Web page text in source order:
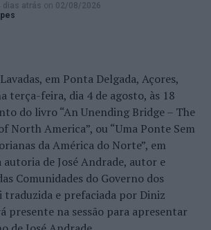
e partilha com o “The Trash
e ativista ambiental, que percorre as
mudar o mundo inteiro, mas
lugar onde vivemos. E esse é um
sublinharam os responsáveis pela
das Flores situa-se no Grupo
dos Açores, sobre a Placa
a maior das ilhas que compõem
dias atrás on 02/08/2026
em Ponta Delgada, Açores,
terça-feira, dia 4 de agosto, às 18
do livro “An Unending Bridge – The
North America”, ou “Uma Ponte Sem
da América do Norte”, em
de José Andrade, autor e
Comunidades do Governo dos
traduzida e prefaciada por Diniz
presente na sessão para apresentar